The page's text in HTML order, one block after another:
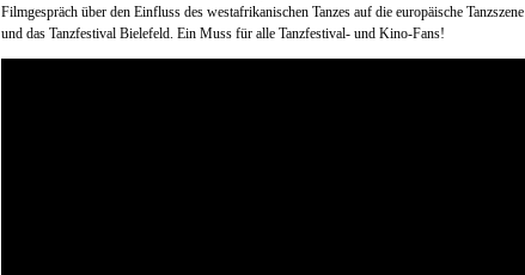
Filmgespräch über den Einfluss des westafrikanischen Tanzes auf die europäische Tanzszene
und das Tanzfestival Bielefeld. Ein Muss für alle Tanzfestival- und Kino-Fans!